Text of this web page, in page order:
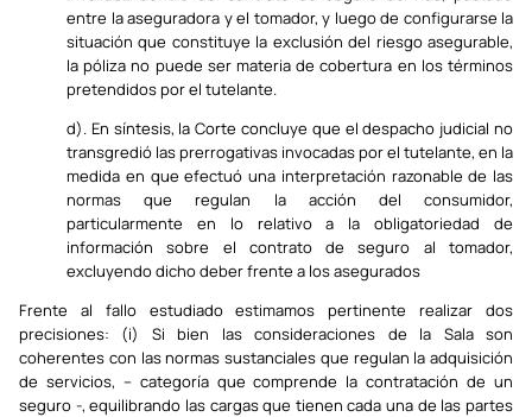
entre la aseguradora y el tomador, y luego de configurarse la
situación que constituye la exclusión del riesgo asegurable,
la póliza no puede ser materia de cobertura en los términos
pretendidos por el tutelante.
d). En síntesis, la Corte concluye que el despacho judicial no
transgredió las prerrogativas invocadas por el tutelante, en la
medida en que efectuó una interpretación razonable de las
normas que regulan la acción del consumidor,
particularmente en lo relativo a la obligatoriedad de
información sobre el contrato de seguro al tomador,
excluyendo dicho deber frente a los asegurados
Frente al fallo estudiado estimamos pertinente realizar dos
precisiones: (i) Si bien las consideraciones de la Sala son
coherentes con las normas sustanciales que regulan la adquisición
de servicios, – categoría que comprende la contratación de un
seguro -, equilibrando las cargas que tienen cada una de las partes